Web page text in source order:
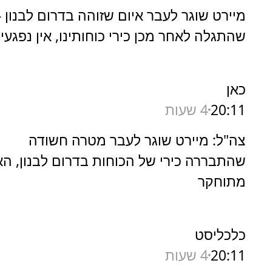
מיירט שוגר לעבר איום שזוהה בדרום לבנון
שהתגלה לאחר מכן כירי כוחותינו, אין
כאן
20:114 שעות
צה"ל: מיירט שוגר לעבר מטרה חשודה
שהתבררה כירי של הכוחות בדרום לבנון,
מתוחקר
כלכליסט
20:114 שעות